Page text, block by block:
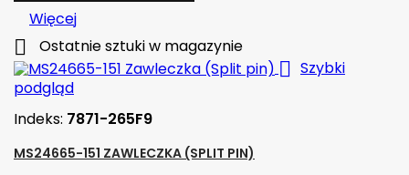
Więcej
 Ostatnie sztuki w magazynie
 Szybki
podgląd
Indeks: 7871-265F9
MS24665-151 ZAWLECZKA (SPLIT PIN)